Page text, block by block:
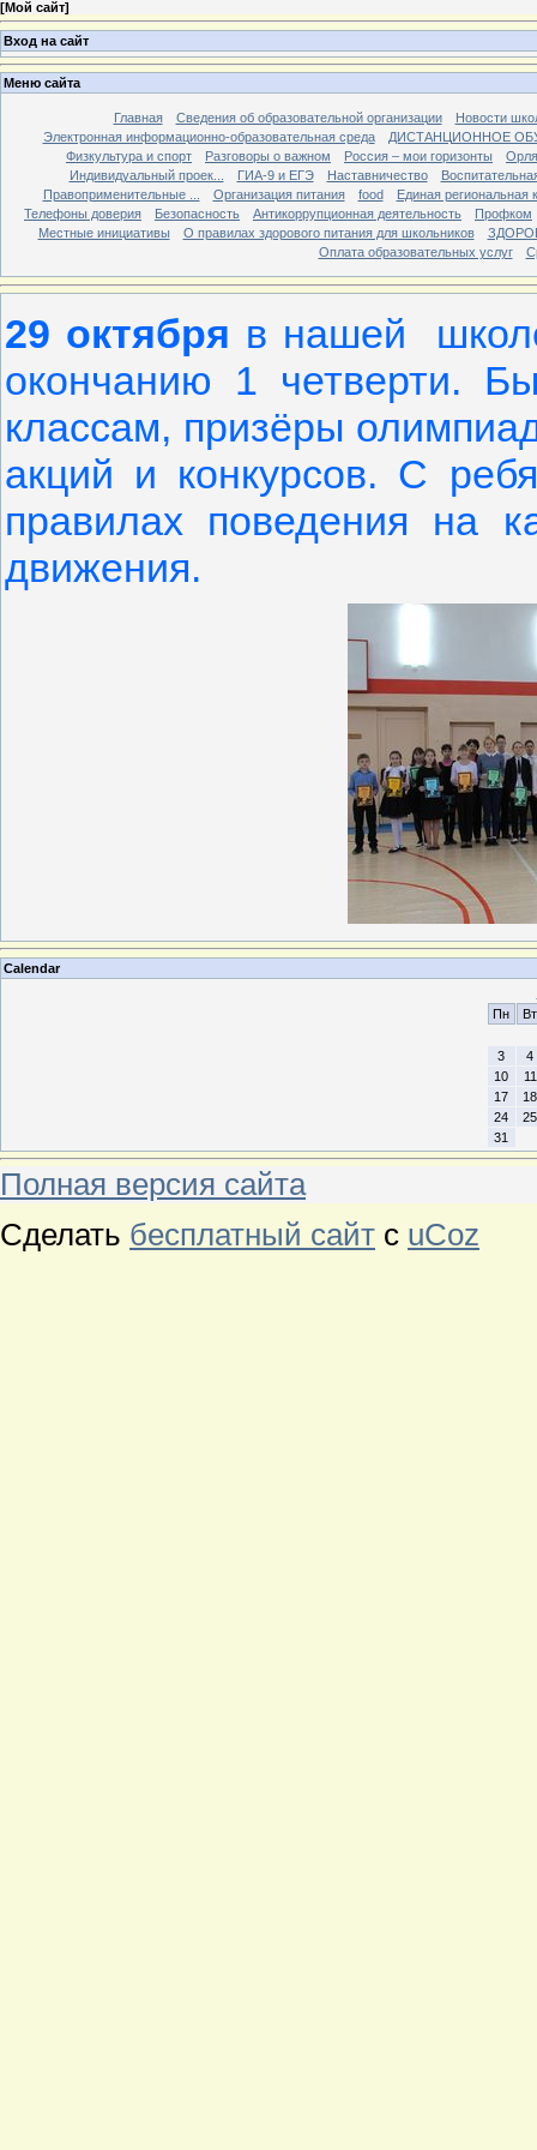
[Мой сайт]
Вход на сайт
Меню сайта
Главная Сведения об образовательной организации
Новости
Электронная информационно-образовательная среда
ДИСТАНЦИОННОЕ
Физкультура и спорт
Разговоры о важном Россия – мои горизонты
Индивидуальный проек...
ГИА-9 и ЕГЭ Наставничество
Правоприменительные ...
Организация питания food
Единая региональная
Телефоны доверия
Безопасность Антикоррупционная деятельность
Профком
Местные инициативы
О правилах здорового питания для школьников
Оплата образовательных услуг
29 октября в нашей
окончанию 1 четверти.
классам, призёры
акций и конкурсов. С
правилах поведения на
движения.
Calendar
Пн
Вт
3
4
10
11
17
18
24
25
31
Полная версия сайта
Сделать бесплатный сайт с uCoz